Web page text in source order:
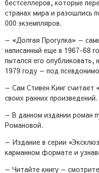
бестселлеров, которые
странах мира и разошлись
000 экземпляров.
— «Долгая Прогулка» —
написанный еще в 1967-68
пытался его
1979 году — под
— Сам Стивен Кинг
своих ранних произведений.
— В данном издании роман
Романовой.
— Издание в серии
карманном формате и
— Читайте книгу —